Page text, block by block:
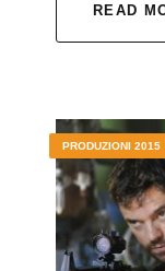
READ
PRODUZIONI 2015